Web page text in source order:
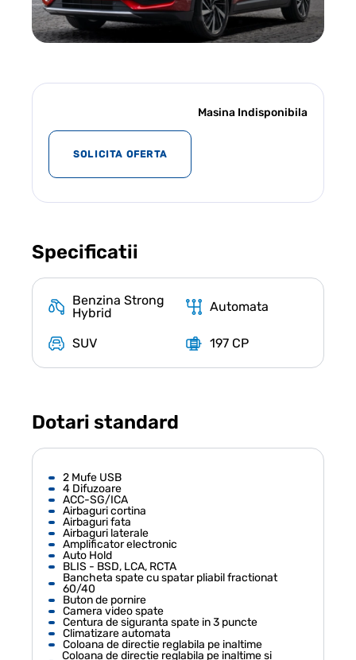
Masina Indisponibila
SOLICITA OFERTA
Specificatii
Benzina Strong
Hybrid
Automata
SUV 197 CP
Dotari standard
2 Mufe USB
4 Difuzoare
ACC-SG/ICA
Airbaguri cortina
Airbaguri fata
Airbaguri laterale
Amplificator electronic
Auto Hold
BLIS - BSD, LCA, RCTA
Bancheta spate cu spatar pliabil fractionat
60/40
Buton de pornire
Camera video spate
Centura de siguranta spate in 3 puncte
Climatizare automata
Coloana de directie reglabila pe inaltime
Coloana de directie reglabila pe inaltime si